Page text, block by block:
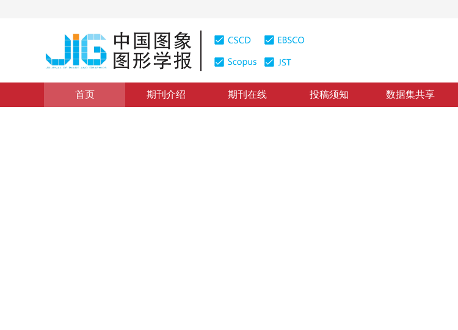
首页 期刊介绍 期刊在线 投稿须知 数据集共享